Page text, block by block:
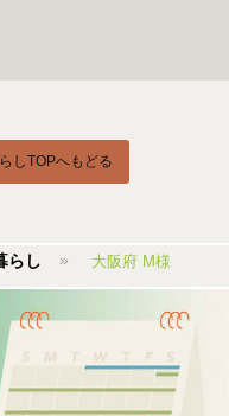
しTOPへもどる
らし 大阪府 M様